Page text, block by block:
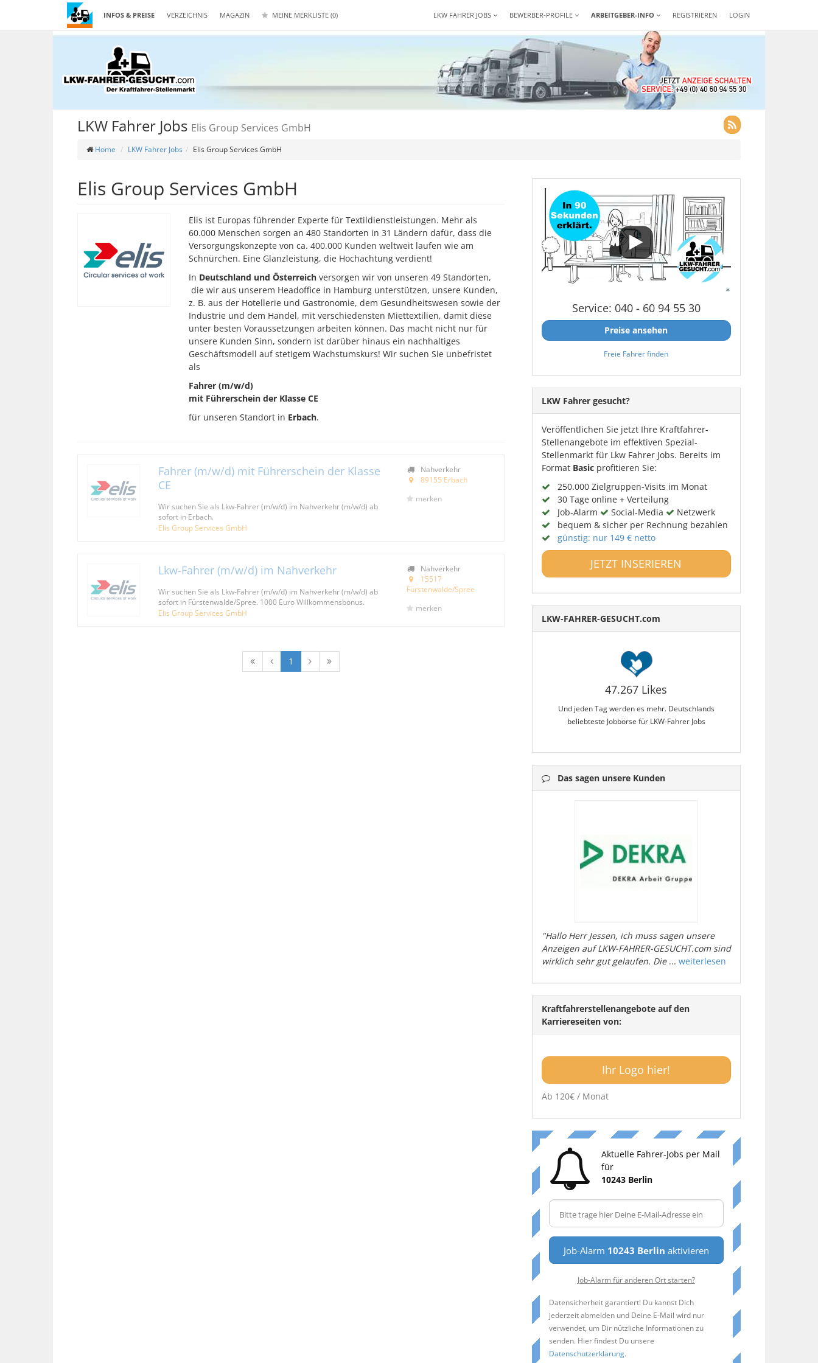
INFOS & PREISE VERZEICHNIS MAGAZIN MEINE MERKLISTE (0) REGISTRIEREN LOGIN
LKW FAHRER JOBS BEWERBER-PROFILE ARBEITGEBER-INFO
LKW Fahrer Jobs Elis Group Services GmbH
Home LKW Fahrer Jobs Elis Group Services GmbH
Elis Group Services GmbH
Elis ist Europas führender Experte für Textil­dienstleistungen. Mehr als
60.000 Menschen sorgen an 480 Standorten in 31 Ländern dafür, dass die
Versorgungs­konzepte von ca. 400.000 Kunden weltweit laufen wie am
Schnürchen. Eine Glanz­leistung, die Hoch­achtung verdient!
In Deutschland und Österreich versorgen wir von unseren 49 Standorten,
die wir aus unserem Headoffice in Hamburg unterstützen, unsere Kunden,
z. B. aus der Hotellerie und Gastronomie, dem Gesundheitswesen sowie der
Industrie und dem Handel, mit verschiedensten Miettextilien, damit diese
unter besten Voraussetzungen arbeiten können. Das macht nicht nur für
unsere Kunden Sinn, sondern ist darüber hinaus ein nachhaltiges
Geschäftsmodell auf stetigem Wachstumskurs! Wir suchen Sie unbefristet
als
Fahrer (m/w/d)
mit Führerschein der Klasse CE
für unseren Standort in Erbach.
Fahrer (m/w/d) mit Führerschein der Klasse
CE
Wir suchen Sie als Lkw-Fahrer (m/w/d) im Nahverkehr (m/w/d) ab
sofort in Erbach.
Elis Group Services GmbH
Nahverkehr
89155 Erbach
merken
Lkw-Fahrer (m/w/d) im Nahverkehr
Wir suchen Sie als Lkw-Fahrer (m/w/d) im Nahverkehr (m/w/d) ab
sofort in Fürstenwalde/Spree. 1000 Euro Willkommensbonus.
Elis Group Services GmbH
Nahverkehr
15517
Fürstenwalde/Spree
merken
1
Service: 040 - 60 94 55 30
Preise ansehen
Freie Fahrer finden
LKW Fahrer gesucht?
Veröffentlichen Sie jetzt Ihre Kraftfahrer-
Stellenangebote im effektiven Spezial-
Stellenmarkt für Lkw Fahrer Jobs. Bereits im
Format Basicprofitieren Sie:
250.000 Zielgruppen-Visits im Monat
30 Tage online + Verteilung
Job-Alarm
Social-Media
Netzwerk
bequem & sicher per Rechnung bezahlen
günstig: nur 149 € netto
JETZT INSERIEREN
LKW-FAHRER-GESUCHT.com
47.267 Likes
Und jeden Tag werden es mehr. Deutschlands
beliebteste Jobbörse für LKW-Fahrer Jobs
Das sagen unsere Kunden
"Hallo Herr Jessen, ich muss sagen unsere
Anzeigen auf LKW-FAHRER-GESUCHT.com sind
wirklich sehr gut gelaufen. Die... weiterlesen
Kraftfahrerstellenangebote auf den
Karriereseiten von:
Ihr Logo hier!
Ab 120€ / Monat
Aktuelle Fahrer-Jobs per Mail
für
10243 Berlin
Job-Alarm 10243 Berlin aktivieren
Job-Alarm für anderen Ort starten?
Datensicherheit garantiert! Du kannst Dich
jederzeit abmelden und Deine E-Mail wird nur
verwendet, um Dir nützliche Informationen zu
senden. Hier findest Du unsere
Datenschutzerklärung.